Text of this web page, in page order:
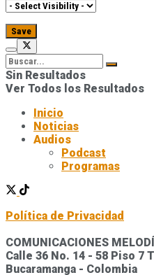
Sin Resultados
Ver Todos los Resultados
Inicio
Noticias
Audios
Podcast
Programas
Política de Privacidad
COMUNICACIONES
Calle 36 No. 14 - 58 Piso 7
Bucaramanga - Colombia